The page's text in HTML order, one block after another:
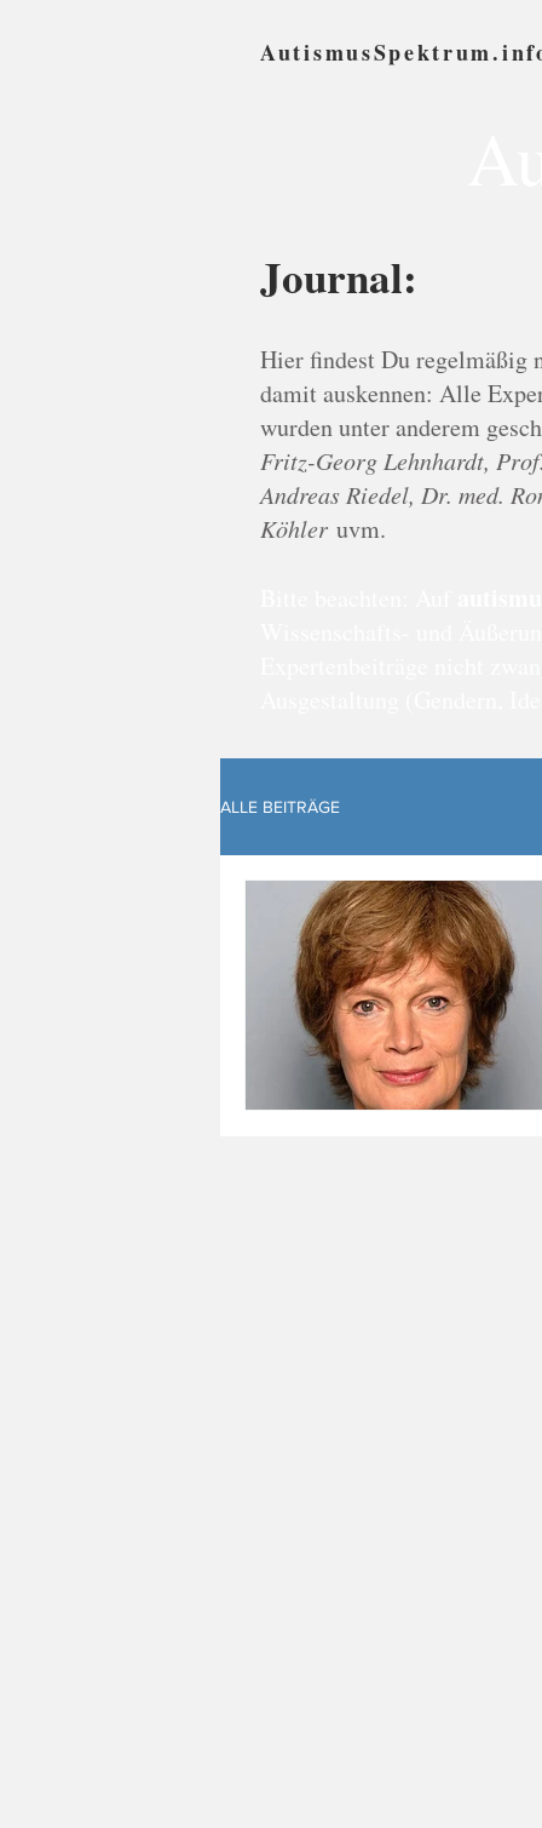
Journal:
Hier findest Du regelmäßig
damit auskennen: Alle
wurden unter anderem
Fritz-Georg Lehnhardt,
Andreas Riedel, Dr. med.
Köhler uvm.
ALLE BEITRÄGE